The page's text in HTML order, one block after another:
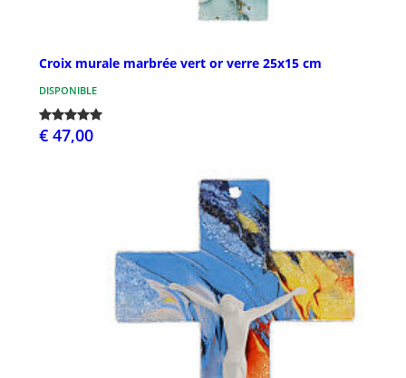
Croix murale marbrée vert or verre 25x15 cm
DISPONIBLE
€ 47,00